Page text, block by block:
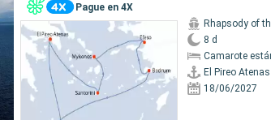
Pague en 4X
Rhapsody of
8 d
Camarote
El Pireo Atenas
18/06/2027